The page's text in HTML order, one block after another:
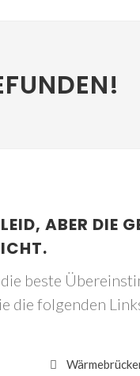
ABER DIE
beste
die folgenden